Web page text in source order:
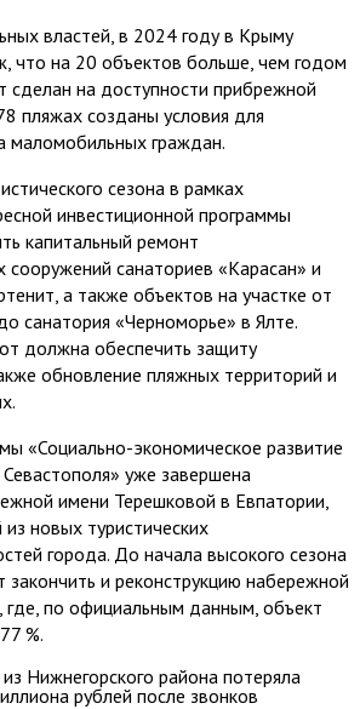
властей, в 2024 году в Крыму
что на 20 объектов больше, чем годом
сделан на доступности прибрежной
пляжах созданы условия для
маломобильных граждан.
сезона в рамках
инвестиционной программы
капитальный ремонт
сооружений санаториев «Карасан» и
а также объектов на участке от
санатория «Черноморье» в Ялте.
должна обеспечить защиту
обновление пляжных территорий и
«Социально-экономическое развитие
уже завершена
имени Терешковой в Евпатории,
новых туристических
города. До начала высокого сезона
закончить и реконструкцию набережной
где, по официальным данным, объект
%.
Нижнегорского района потеряла
рублей после звонков